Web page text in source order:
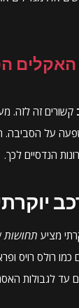
קשורים זה לזה.
על הסביבה.
הנדסיים לכך.
מציע תחושות
כמו רולס רויס
עד לגבולות